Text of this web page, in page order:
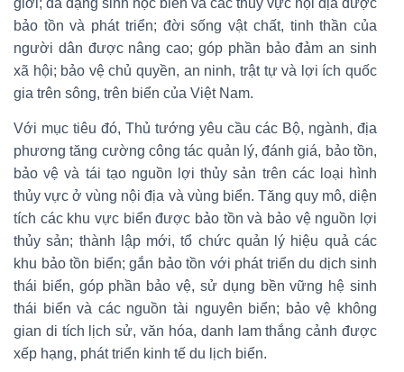
bảo tồn và phát triển; đời sống vật chất, tinh thần của
người dân được nâng cao; góp phần bảo đảm an sinh
xã hội; bảo vệ chủ quyền, an ninh, trật tự và lợi ích quốc
gia trên sông, trên biển của Việt Nam.
Với mục tiêu đó, Thủ tướng yêu cầu các Bộ, ngành, địa
phương tăng cường công tác quản lý, đánh giá, bảo tồn,
bảo vệ và tái tạo nguồn lợi thủy sản trên các loại hình
thủy vực ở vùng nội địa và vùng biển. Tăng quy mô, diện
tích các khu vực biển được bảo tồn và bảo vệ nguồn lợi
thủy sản; thành lập mới, tổ chức quản lý hiệu quả các
khu bảo tồn biển; gắn bảo tồn với phát triển du dịch sinh
thái biển, góp phần bảo vệ, sử dụng bền vững hệ sinh
thái biển và các nguồn tài nguyên biển; bảo vệ không
gian di tích lịch sử, văn hóa, danh lam thắng cảnh được
xếp hạng, phát triển kinh tế du lịch biển.